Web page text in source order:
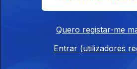
Instale a aplicação
Quero registar-me
Entrar (utilizadores